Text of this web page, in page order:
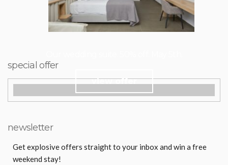
special offer
view offer
newsletter
Get explosive offers straight to your inbox and win a free
weekend stay!